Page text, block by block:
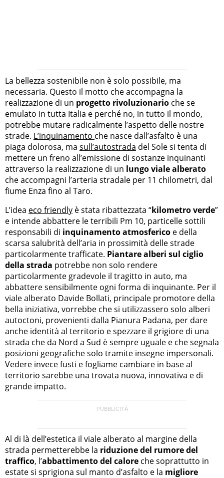
La bellezza sostenibile non è solo possibile, ma
necessaria. Questo il motto che accompagna la
realizzazione di un progetto rivoluzionario che se
emulato in tutta Italia e perché no, in tutto il mondo,
potrebbe mutare radicalmente l’aspetto delle nostre
strade. L’inquinamento che nasce dall’asfalto è una
piaga dolorosa, ma sull’autostrada del Sole si tenta di
mettere un freno all’emissione di sostanze inquinanti
attraverso la realizzazione di un lungo viale alberato
che accompagni l’arteria stradale per 11 chilometri, dal
fiume Enza fino al Taro.
L’idea eco friendly è stata ribattezzata “kilometro verde”
e intende abbattere le terribili Pm 10, particelle sottili
responsabili di inquinamento atmosferico e della
scarsa salubrità dell’aria in prossimità delle strade
particolarmente trafficate. Piantare alberi sul ciglio
della strada potrebbe non solo rendere
particolarmente gradevole il tragitto in auto, ma
abbattere sensibilmente ogni forma di inquinante. Per il
viale alberato Davide Bollati, principale promotore della
bella iniziativa, vorrebbe che si utilizzassero solo alberi
autoctoni, provenienti dalla Pianura Padana, per dare
anche identità al territorio e spezzare il grigiore di una
strada che da Nord a Sud è sempre uguale e che segnala
posizioni geografiche solo tramite insegne impersonali.
Vedere invece fusti e fogliame cambiare in base al
territorio sarebbe una trovata nuova, innovativa e di
grande impatto.
Al di là dell’estetica il viale alberato al margine della
strada permetterebbe la riduzione del rumore del
traffico, l’abbattimento del calore che soprattutto in
estate si sprigiona sul manto d’asfalto e la migliore